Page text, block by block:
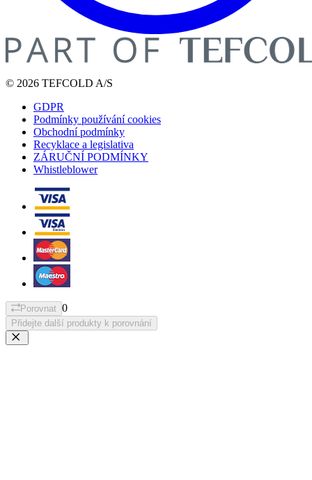
© 2026 TEFCOLD A/S
GDPR
Podmínky používání cookies
Obchodní podmínky
Recyklace a legislativa
ZÁRUČNÍ PODMÍNKY
Whistleblower
Porovnat 0
Přidejte další produkty k porovnání